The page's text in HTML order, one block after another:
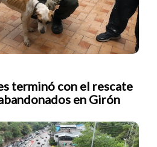
terminó con el rescate
en Girón